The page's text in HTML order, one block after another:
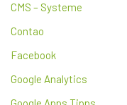
CMS – Systeme
Contao
Facebook
Google Analytics